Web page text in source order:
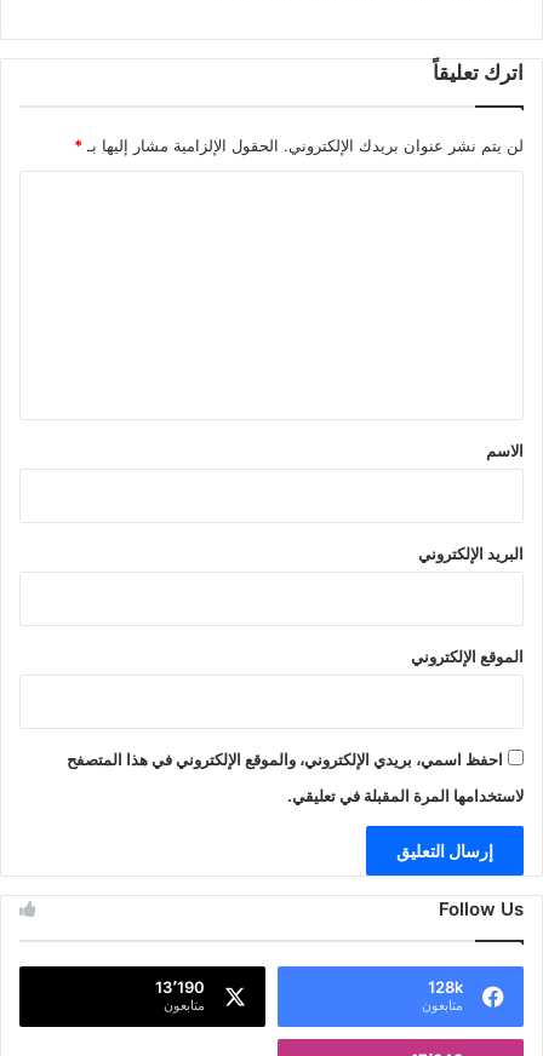
اترك تعليقاً
لن يتم نشر عنوان بريدك الإلكتروني. الحقول الإلزامية مشار إليها بـ *
*
الاسم
البريد الإلكتروني
الموقع الإلكتروني
احفظ اسمي، بريدي الإلكتروني، والموقع الإلكتروني في هذا المتصفح
لاستخدامها المرة المقبلة في تعليقي.
Follow Us
128k
متابعون
13٬190
متابعون